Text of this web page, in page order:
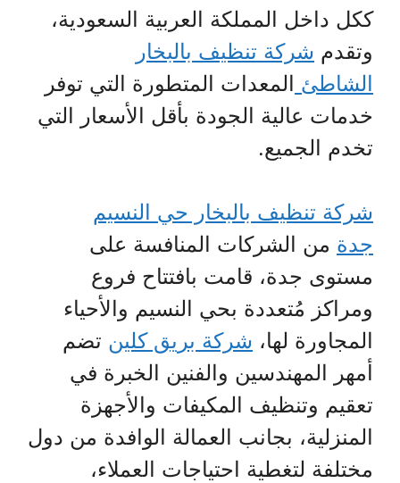
ككل داخل المملكة العربية السعودية،
وتقدم شركة تنظيف بالبخار
الشاطئ المعدات المتطورة التي توفر
خدمات عالية الجودة بأقل الأسعار التي
تخدم الجميع.
شركة تنظيف بالبخار حي النسيم
جدة من الشركات المنافسة على
مستوى جدة، قامت بافتتاح فروع
ومراكز مُتعددة بحي النسيم والأحياء
المجاورة لها، شركة بريق كلين تضم
أمهر المهندسين والفنين الخبرة في
تعقيم وتنظيف المكيفات والأجهزة
المنزلية، بجانب العمالة الوافدة من دول
مختلفة لتغطية احتياجات العملاء،